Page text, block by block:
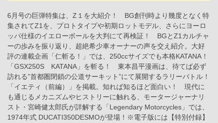
6月号の巨弾特集は、Z１を大紹介！ BG創刊時より幾度となく特
集されてZ1を、プロトタイプや初期ロットモデル、さらにヨーロ
ッパ仕様のイエローボールを大判にて再検証！ BGとZ1カルチャ
ーの歩みを振り返り、超絶希少車オーナーの声を交え紹介。大好
評の連載企画「仁斬る！」では、250ccサイズでも本格KATANA！
「GSX250S KATANA」を斬る！ 東本昌平漫画は、待てば必ず
訪れる”首都圏閉鎖の公道サーキット”にて展開するラリーバトル！
「イエティ（前編）」を掲載。知れば知るほど面白い！ 現代に
も通じるメカニズムやヒストリーに触れる、モータージャーナリ
スト・宮崎健太郎氏が詳解する「Legendary Motorcycles」では、
1974年式 DUCATI350DESMOが登場！※電子版には【特別付録】